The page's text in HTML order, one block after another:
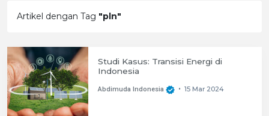
Artikel dengan Tag "pln"
Studi Kasus: Transisi Energi di
Indonesia
Abdimuda Indonesia • 15 Mar 2024